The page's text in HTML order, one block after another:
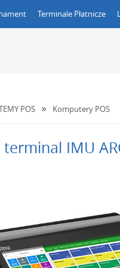
Terminale Płatnicze
POS Komputery POS
IMU